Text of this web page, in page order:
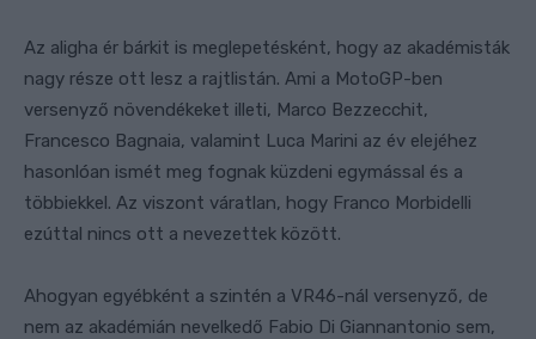
Az aligha ér bárkit is meglepetésként, hogy az akadémisták
nagy része ott lesz a rajtlistán. Ami a MotoGP-ben
versenyző növendékeket illeti, Marco Bezzecchit,
Francesco Bagnaia, valamint Luca Marini az év elejéhez
hasonlóan ismét meg fognak küzdeni egymással és a
többiekkel. Az viszont váratlan, hogy Franco Morbidelli
ezúttal nincs ott a nevezettek között.
Ahogyan egyébként a szintén a VR46-nál versenyző, de
nem az akadémián nevelkedő Fabio Di Giannantonio sem,